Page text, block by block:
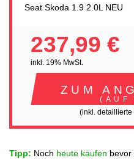
Seat Skoda 1.9 2.0L NEU
237,99 €
inkl. 19% MwSt.
ZUM
(AUF
(inkl. detaillierte
Tipp: Noch heute kaufen bevor